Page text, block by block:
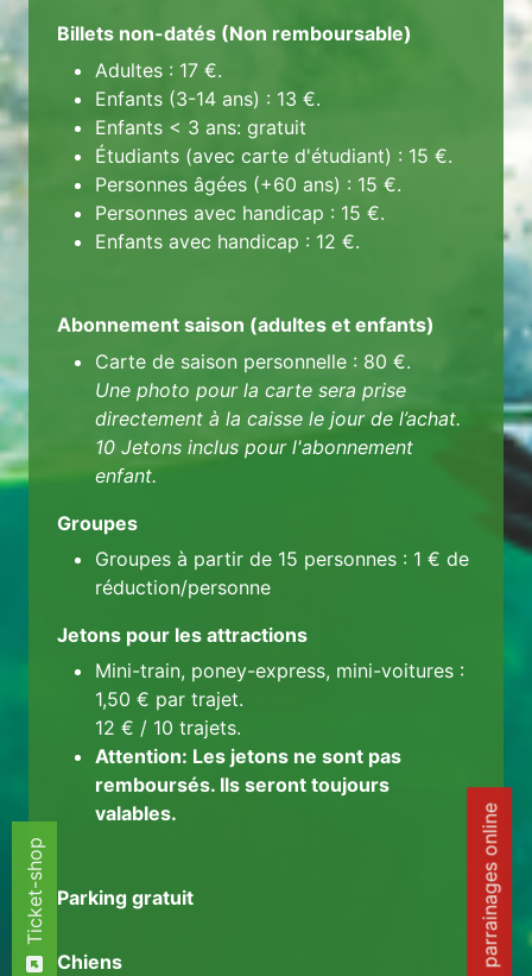
Billets non-datés (Non remboursable)
Adultes : 17 €.
Enfants (3-14 ans) : 13 €.
Enfants < 3 ans: gratuit
Étudiants (avec carte d'étudiant) : 15 €.
Personnes âgées (+60 ans) : 15 €.
Personnes avec handicap : 15 €.
Enfants avec handicap : 12 €.
Abonnement saison (adultes et enfants)
Carte de saison personnelle : 80 €.
Une photo pour la carte sera prise
directement à la caisse le jour de l’achat.
10 Jetons inclus pour l'abonnement
enfant.
Groupes
Groupes à partir de 15 personnes : 1 € de
réduction/personne
Jetons pour les attractions
Mini-train, poney-express, mini-voitures :
1,50 € par trajet.
12 € / 10 trajets.
Attention: Les jetons ne sont pas
remboursés. Ils seront toujours
valables.
Parking gratuit
Chiens
Ticket-shop
Ticket-shop parrainages online